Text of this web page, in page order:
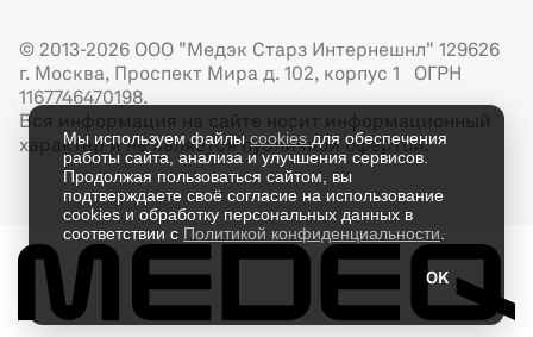
© 2013-2026 ООО "Медэк Старз Интернешнл" 129626
г. Москва, Проспект Мира д. 102, корпус 1 ОГРН
1167746470198.
Вся информация на сайте носит информационный
характер и не является публичной офертой.
Мы используем файлыcookies для обеспечения
работы сайта, анализа и улучшения сервисов.
Продолжая пользоваться сайтом, вы
подтверждаете своё согласие на использование
cookies и обработку персональных данных в
соответствии с Политикой конфиденциальности
OK